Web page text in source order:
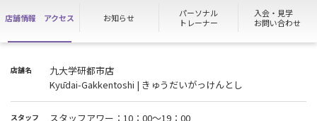
奇声、他の会員様の通行の妨げになるような行為は禁止です。
・3階のマシンエリア、フリーウエイトエリアでのマシンに座った状
態でのスマートフォン操作も禁止となっております。
・サンダル、スリッパ、クロックスなどの靴でのトレーニングは禁
店舗情報 アクセス お知らせ
パーソナル
トレーナー
入会・見学
お問い合わせ
店舗名
九大学研都市店
Kyūdai-Gakkentoshi | きゅうだいがっけんとし
スタッフ
スタッフアワー：10：00～19：00